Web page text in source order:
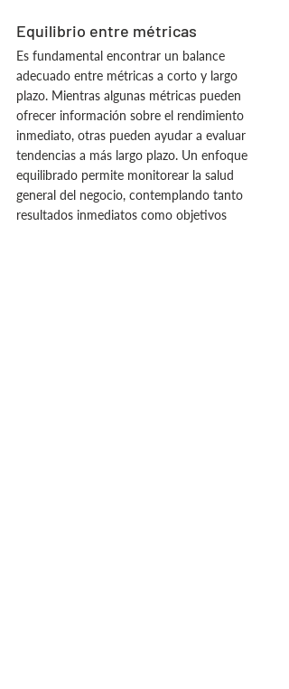
Equilibrio entre métricas
Es fundamental encontrar un balance
adecuado entre métricas a corto y largo
plazo. Mientras algunas métricas pueden
ofrecer información sobre el rendimiento
inmediato, otras pueden ayudar a evaluar
tendencias a más largo plazo. Un enfoque
equilibrado permite monitorear la salud
general del negocio, contemplando tanto
resultados inmediatos como objetivos